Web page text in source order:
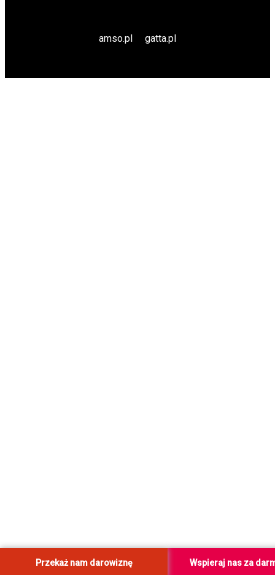
amso.pl gatta.pl
Wspieraj nas za
Przekaż nam darowiznę